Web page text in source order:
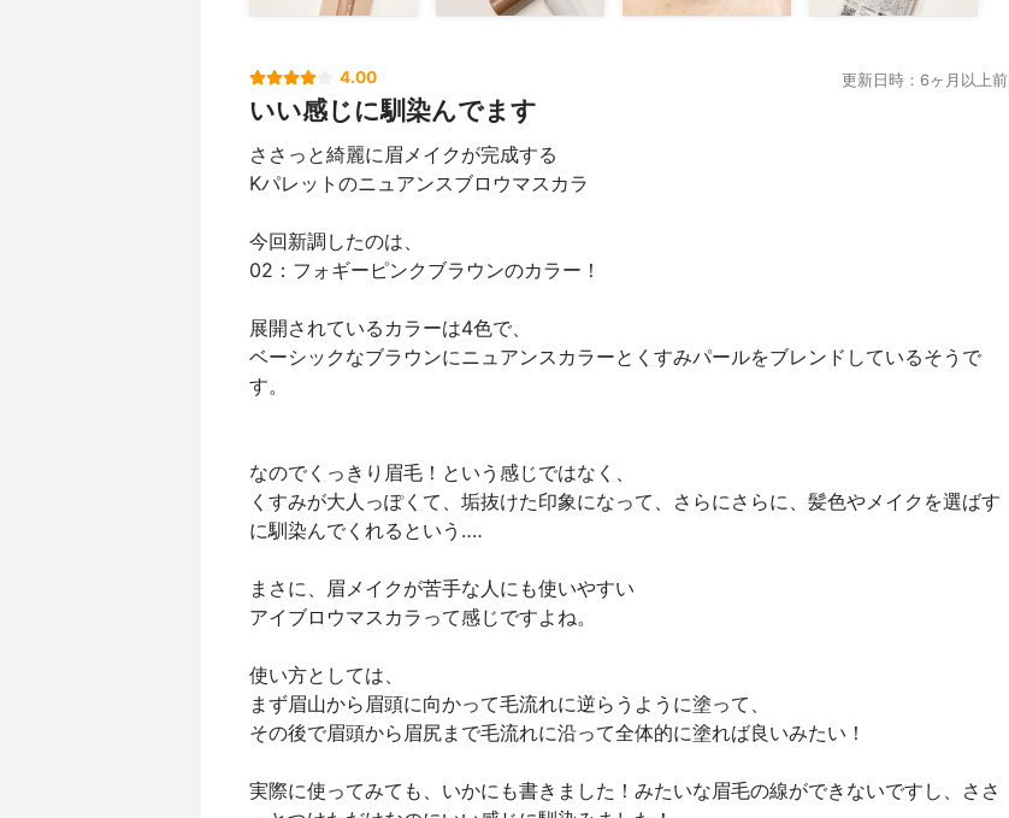
4.00 更新日時：6ヶ月以上前
いい感じに馴染んでます
ささっと綺麗に眉メイクが完成する
Kパレットのニュアンスブロウマスカラ
今回新調したのは、
02：フォギーピンクブラウンのカラー！
展開されているカラーは4色で、
ベーシックなブラウンにニュアンスカラーとくすみパールをブレンドしているそうで
す。
なのでくっきり眉毛！という感じではなく、
くすみが大人っぽくて、垢抜けた印象になって、さらにさらに、髪色やメイクを選ばす
に馴染んでくれるという‥‥
まさに、眉メイクが苦手な人にも使いやすい
アイブロウマスカラって感じですよね。
使い方としては、
まず眉山から眉頭に向かって毛流れに逆らうように塗って、
その後で眉頭から眉尻まで毛流れに沿って全体的に塗れば良いみたい！
実際に使ってみても、いかにも書きました！みたいな眉毛の線ができないですし、ささ